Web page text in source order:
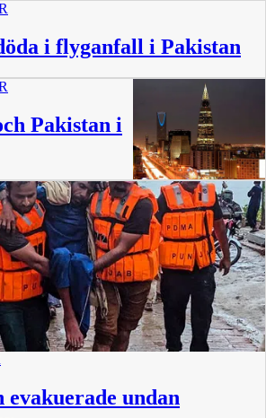
i flyganfall i Pakistan
Pakistan i
undan